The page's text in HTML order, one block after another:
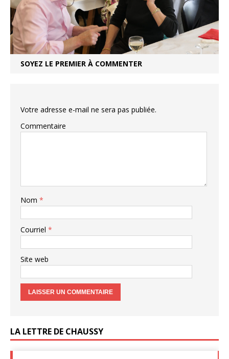
SOYEZ LE PREMIER À COMMENTER
Votre adresse e-mail ne sera pas publiée.
Commentaire
Nom *
Courriel *
Site web
LA LETTRE DE CHAUSSY